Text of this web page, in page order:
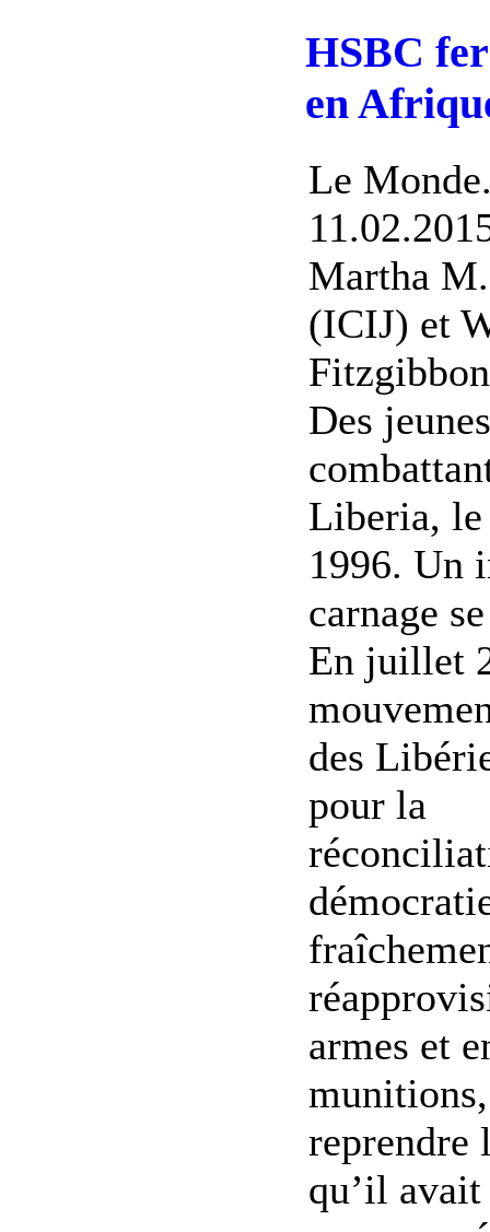
HSBC
en
Le
Martha
(ICIJ) et
Des jeunes
Liberia,
1996. Un
carnage
En juillet
des
pour la
armes et
reprendre
qu’il avait